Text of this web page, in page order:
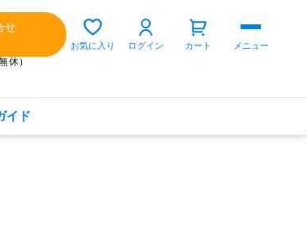
せ
休）
お気に入り ログイン カート メニュー
イド
ゲスト 様